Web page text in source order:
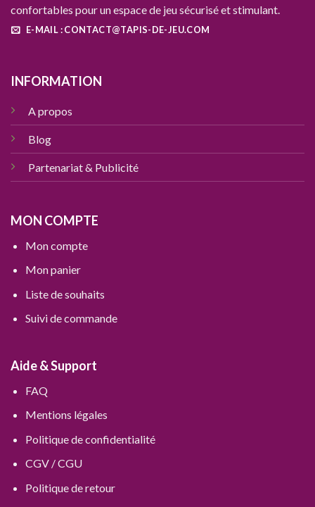
confortables pour un espace de jeu sécurisé et stimulant.
E-MAIL : CONTACT@TAPIS-DE-JEU.COM
INFORMATION
A propos
Blog
Partenariat & Publicité
MON COMPTE
Mon compte
Mon panier
Liste de souhaits
Suivi de commande
Aide & Support
FAQ
Mentions légales
Politique de confidentialité
CGV / CGU
Politique de retour